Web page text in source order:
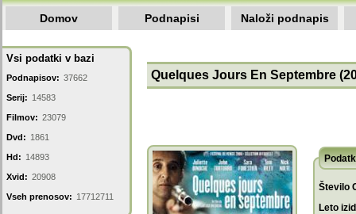
Domov Podnapisi Naloži podnapis
Vsi podatki v bazi
Podnapisov: 37662
Serij: 14583
Filmov: 23079
Dvd: 1861
Hd: 14893
Xvid: 20908
Vseh prenosov: 17712711
Quelques Jours En Septembre
Število
Leto